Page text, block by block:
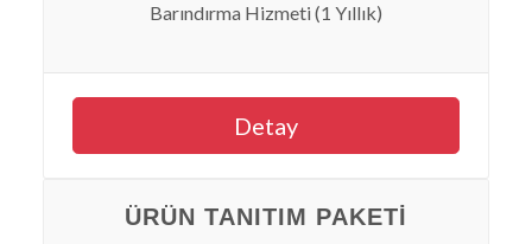
Barındırma Hizmeti (1 Yıllık)
Detay
ÜRÜN TANITIM PAKETI